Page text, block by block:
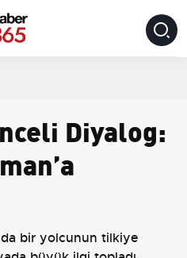
Diyalog:
bir yolcunun tilkiye